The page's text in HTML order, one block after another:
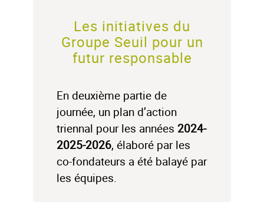
Les initiatives du
Groupe Seuil pour un
futur responsable
En deuxième partie de
journée, un plan d’action
triennal pour les années 2024-
2025-2026, élaboré par les
co-fondateurs a été balayé par
les équipes.